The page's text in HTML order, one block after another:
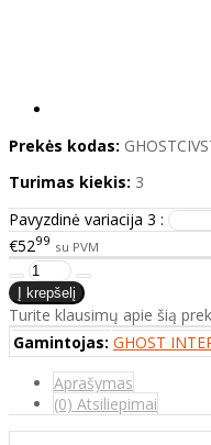
Prekės kodas:
Turimas kiekis: 3
Pavyzdinė variacija 3 :
€5299 su PVM
Turite klausimų apie šią
Gamintojas: GHOST
Aprašymas
(0) Atsiliepimai